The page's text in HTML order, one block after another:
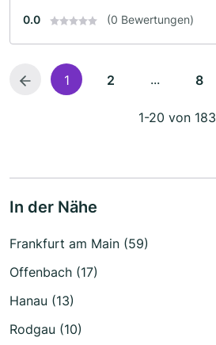
0.0 (0 Bewertungen)
1 2 ... 8
1-20 von 183
In der Nähe
Frankfurt am Main (59)
Offenbach (17)
Hanau (13)
Rodgau (10)